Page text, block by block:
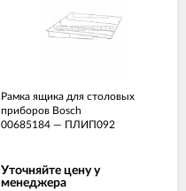
Рамка ящика для столовых
приборов Bosch
00685184 — ПЛИП092
Уточняйте цену у
менеджера